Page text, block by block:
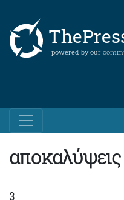
powered by our
αποκαλύψεις
3